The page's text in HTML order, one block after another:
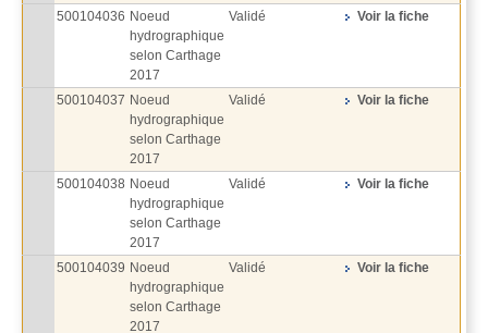
500104036 Noeud
hydrographique
selon Carthage
2017
Validé Voir la fiche
500104037 Noeud
hydrographique
selon Carthage
2017
Validé Voir la fiche
500104038 Noeud
hydrographique
selon Carthage
2017
Validé Voir la fiche
500104039 Noeud
hydrographique
selon Carthage
2017
Validé Voir la fiche